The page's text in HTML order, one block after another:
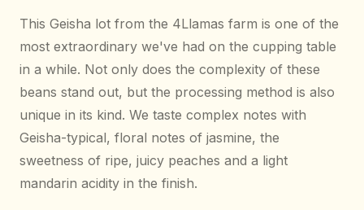
This Geisha lot from the 4Llamas farm is one of the
most extraordinary we've had on the cupping table
in a while. Not only does the complexity of these
beans stand out, but the processing method is also
unique in its kind. We taste complex notes with
Geisha-typical, floral notes of jasmine, the
sweetness of ripe, juicy peaches and a light
mandarin acidity in the finish.